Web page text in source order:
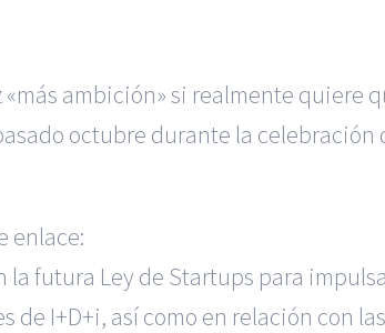
ambición» si realmente quiere
octubre durante la celebración
enlace:
futura Ley de Startups para
I+D+i, así como en relación con las